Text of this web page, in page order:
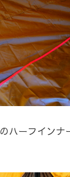
ハーフインナ